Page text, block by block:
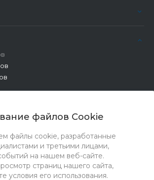
файлов Cookie
файлы cookie, разработанные
и третьими лицами,
на нашем веб-сайте.
страниц нашего сайта,
условия его использования.